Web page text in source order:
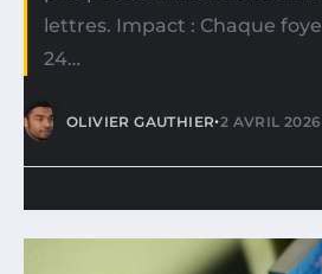
lettres. Impact : Chaque
24…
OLIVIER GAUTHIER•2 AVRIL 2026